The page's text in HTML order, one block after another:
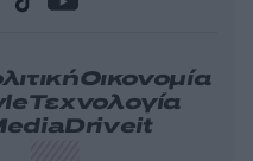
Οικονομία
Τεχνολογία
Driveit